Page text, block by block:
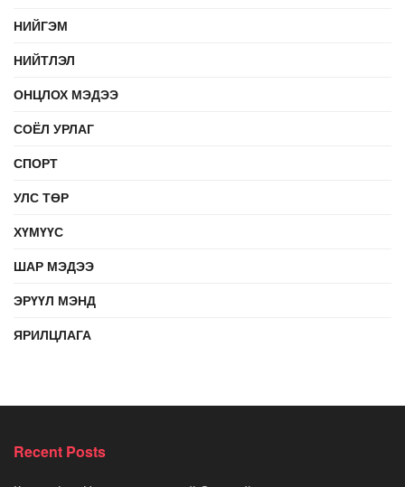
НИЙГЭМ
НИЙТЛЭЛ
ОНЦЛОХ МЭДЭЭ
СОЁЛ УРЛАГ
СПОРТ
УЛС ТӨР
ХҮМҮҮС
ШАР МЭДЭЭ
ЭРҮҮЛ МЭНД
ЯРИЛЦЛАГА
Recent Posts